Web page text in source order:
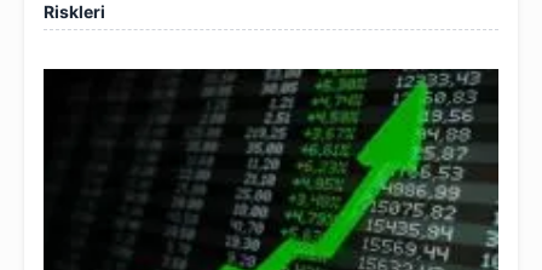
Riskleri